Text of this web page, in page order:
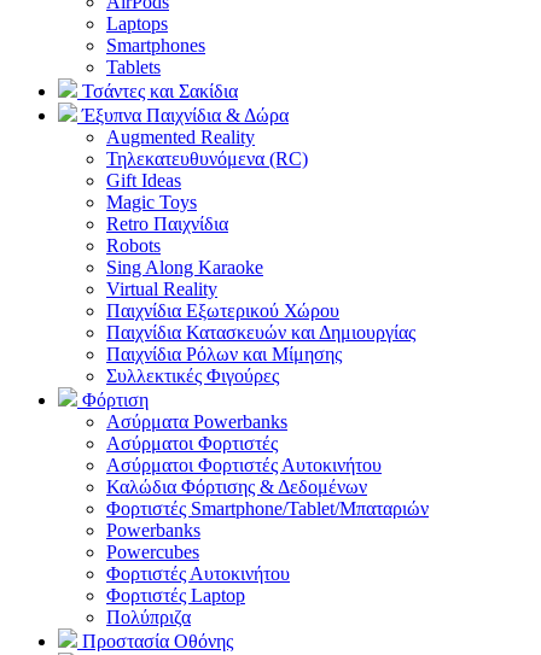
Laptops
Smartphones
Tablets
Τσάντες και Σακίδια
Έξυπνα Παιχνίδια & Δώρα
Augmented Reality
Τηλεκατευθυνόμενα (RC)
Gift Ideas
Magic Toys
Retro Παιχνίδια
Robots
Sing Along Karaoke
Virtual Reality
Παιχνίδια Εξωτερικού Χώρου
Παιχνίδια Κατασκευών και Δημιουργίας
Παιχνίδια Ρόλων και Μίμησης
Συλλεκτικές Φιγούρες
Φόρτιση
Ασύρματα Powerbanks
Aσύρματοι Φορτιστές
Ασύρματοι Φορτιστές Αυτοκινήτου
Καλώδια Φόρτισης & Δεδομένων
Φορτιστές Smartphone/Tablet/Μπαταριών
Powerbanks
Powercubes
Φορτιστές Αυτοκινήτου
Φορτιστές Laptop
Πολύπριζα
Προστασία Οθόνης